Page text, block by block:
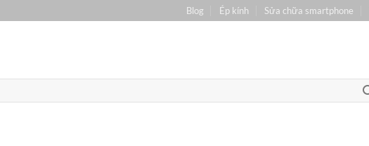
Blog Ép kính Sửa chữa smartphone